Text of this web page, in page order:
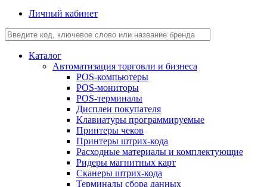
Личный кабинет
Каталог
Автоматизация торговли и бизнеса
POS-компьютеры
POS-мониторы
POS-терминалы
Дисплеи покупателя
Клавиатуры программируемые
Принтеры чеков
Принтеры штрих-кода
Расходные материалы и комплектующие
Ридеры магнитных карт
Сканеры штрих-кода
Терминалы сбора данных